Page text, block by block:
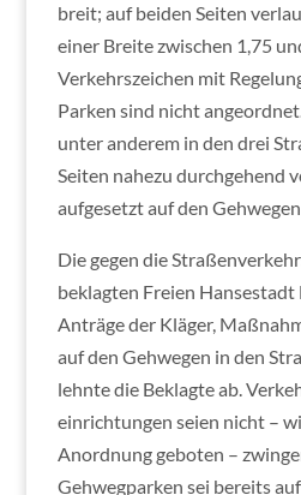
breit; auf beiden Seiten
einer Breite zwischen 1,75
Verkehrszeichen mit
Parken sind nicht
unter anderem in den drei
Seiten nahezu durchgehend
aufgesetzt auf den
Die gegen die
beklagten Freien
Anträge der Kläger,
auf den Gehwegen in den
lehnte die Beklagte ab.
einrichtungen seien nicht –
Anordnung geboten –
Gehwegparken sei bereits